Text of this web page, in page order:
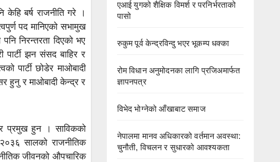
केहि बर्ष राजनीति गरे ।
पद मानिएको सभामुख
निरन्तरता दिएको भए
झन संसद बाहिर र
पार्टी छोडेर माओबादी
हुनु र माओबादी केन्द्र र
प्रमुख हुन । साविकको
सालको राजनीतिक
जीवनको औपचारिक
एआई युगको शैक्षिक विमर्श र परनिर्भरताको
पासो
रुकुम पूर्व केन्द्रविन्दु भएर भूकम्प धक्का
रोम विधान अनुमोदनका लागि प्रजिअमार्फत
ज्ञापनपत्र
विभेद भोग्नेको आँखाबाट समाज
नेपालमा मानव अधिकारको वर्तमान अवस्था:
चुनौती, विचलन र सुधारको आवश्यकता